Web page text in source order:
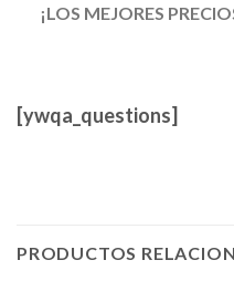
¡LOS MEJORES
[ywqa_questions]
PRODUCTOS